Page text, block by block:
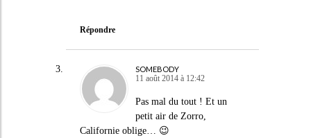
Répondre
SOMEBODY
11 août 2014 à 12:42
Pas mal du tout ! Et un
petit air de Zorro,
Californie oblige… 😉